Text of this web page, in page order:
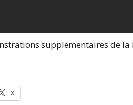
supplémentaires de la
X